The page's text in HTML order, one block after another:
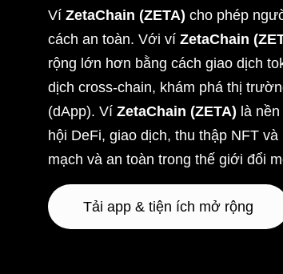
Ví ZetaChain (ZETA) cho phép
cách an toàn. Với ví ZetaChain
rộng lớn hơn bằng cách giao dịch
dịch cross-chain, khám phá thị
(dApp). Ví ZetaChain (ZETA) là
hội DeFi, giao dịch, thu thập NFT
mạch và an toàn trong thế giới đổi
Tải app & tiện ích mở rộng